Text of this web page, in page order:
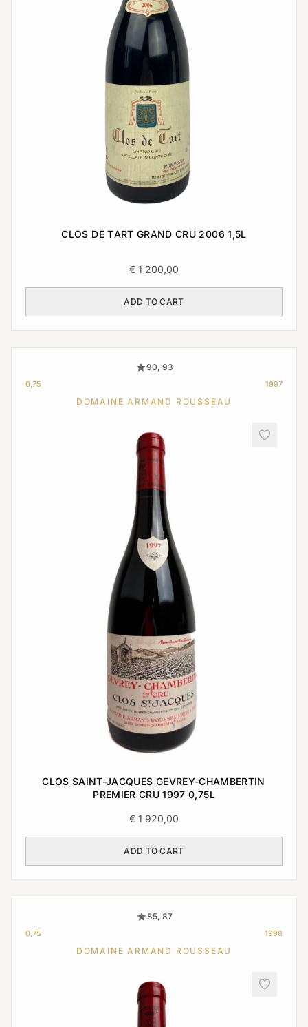
CLOS DE TART GRAND CRU 2006 1,5L
€ 1 200,00
ADD TO CART
90, 93
0,75 1997
DOMAINE ARMAND ROUSSEAU
CLOS SAINT-JACQUES GEVREY-CHAMBERTIN
PREMIER CRU 1997 0,75L
€ 1 920,00
ADD TO CART
85, 87
0,75 1998
DOMAINE ARMAND ROUSSEAU